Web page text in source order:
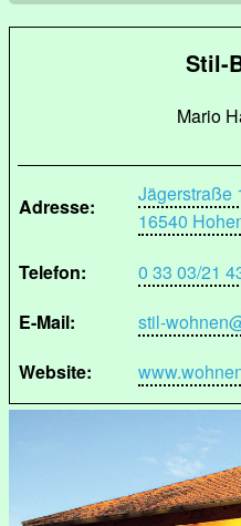
Stil-
Mario
Adresse:
Jägerstraße
16540
Telefon:
0 33 03/21
E-Mail:
stil-
Website: